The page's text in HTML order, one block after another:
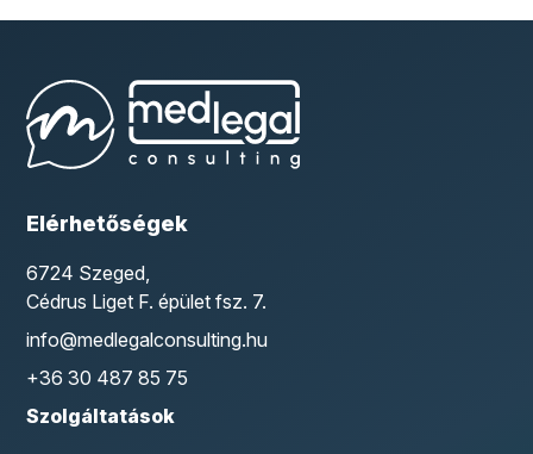
Elérhetőségek
6724 Szeged,
Cédrus Liget F. épület fsz. 7.
info@medlegalconsulting.hu
+36 30 487 85 75
Szolgáltatások